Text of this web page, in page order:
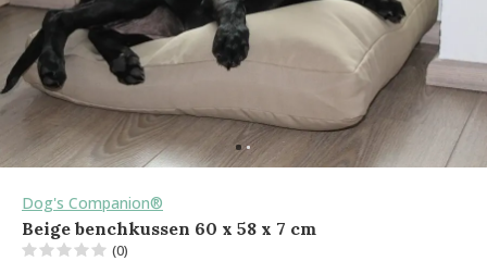
Dog's Companion®
Beige benchkussen 60 x 58 x 7 cm
(0)